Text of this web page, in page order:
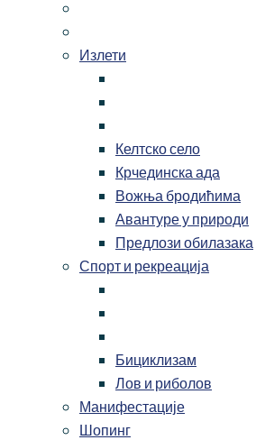
Излети
Келтско село
Крчединска ада
Вожња бродићима
Авантуре у природи
Предлози обилазака
Спорт и рекреација
Бициклизам
Лов и риболов
Манифестације
Шопинг